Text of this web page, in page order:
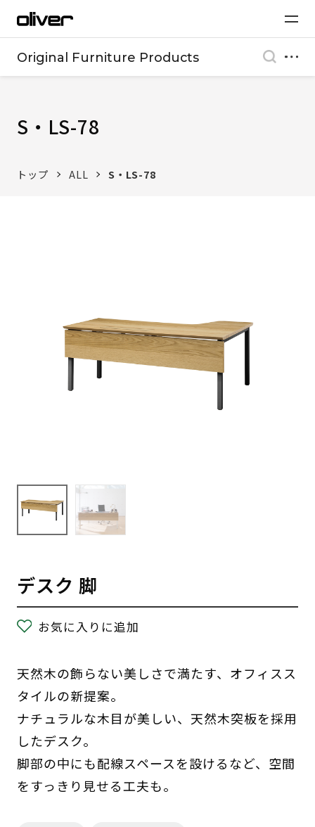
Original Furniture Products
S・LS-78
トップ ALL S・LS-78
デスク 脚
お気に入りに追加
天然木の飾らない美しさで満たす、オフィスス
タイルの新提案。
ナチュラルな木目が美しい、天然木突板を採用
したデスク。
脚部の中にも配線スペースを設けるなど、空間
をすっきり見せる工夫も。